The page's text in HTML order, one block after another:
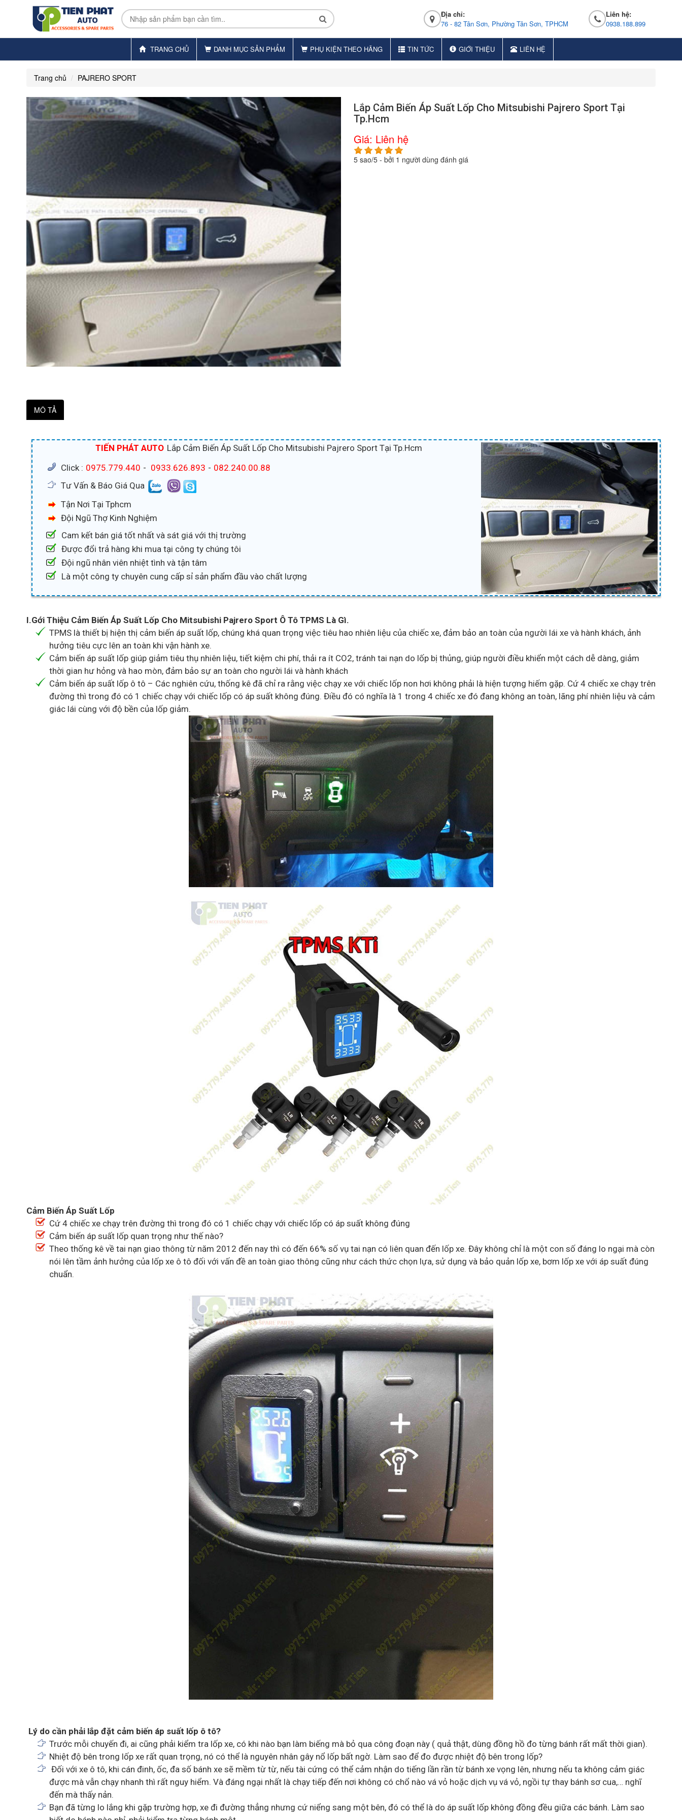
Địa chỉ:
76 - 82 Tân Sơn, Phường Tân Sơn, TPHCM
Liên hệ:
0938.188.899
TRANG CHỦ DANH MỤC SẢN PHẨM PHỤ KIỆN THEO HÃNG TIN TỨC GIỚI THIỆU LIÊN HỆ
Trang chủ PAJRERO SPORT
Lắp Cảm Biến Áp Suất Lốp Cho Mitsubishi Pajrero Sport Tại
Tp.Hcm
Giá: Liên hệ
5sao/5- bởi 1 người dùng đánh giá
MÔ TẢ
TIẾN PHÁT AUTO Lắp Cảm Biến Áp Suất Lốp Cho Mitsubishi Pajrero Sport Tại Tp.Hcm
Click : 0975.779.440 - 0933.626.893 - 082.240.00.88
Tư Vấn & Báo Giá Qua
Tận Nơi Tại Tphcm
Đội Ngũ Thợ Kinh Nghiệm
Cam kết bán giá tốt nhất và sát giá với thị trường
Được đổi trả hàng khi mua tại công ty chúng tôi
Đội ngũ nhân viên nhiệt tình và tận tâm
Là một công ty chuyên cung cấp sỉ sản phẩm đầu vào chất lượng
I.Gới Thiệu Cảm Biến Áp Suất Lốp Cho Mitsubishi Pajrero Sport Ô Tô TPMS Là Gì.
TPMS là thiết bị hiện thị cảm biến áp suất lốp, chúng khá quan trọng việc tiêu hao nhiên liệu của chiếc xe, đảm bảo an toàn của người lái xe và hành khách, ảnh
hưởng tiêu cực lên an toàn khi vận hành xe.
Cảm biến áp suất lốp giúp giảm tiêu thụ nhiên liệu, tiết kiệm chi phí, thải ra ít CO2, tránh tai nạn do lốp bị thủng, giúp người điều khiển một cách dễ dàng, giảm
thời gian hư hỏng và hao mòn, đảm bảo sự an toàn cho người lái và hành khách
Cảm biến áp suất lốp ô tô – Các nghiên cứu, thống kê đã chỉ ra rằng việc chạy xe với chiếc lốp non hơi không phải là hiện tượng hiếm gặp. Cứ 4 chiếc xe chạy trên
đường thì trong đó có 1 chiếc chạy với chiếc lốp có áp suất không đúng. Điều đó có nghĩa là 1 trong 4 chiếc xe đó đang không an toàn, lãng phí nhiên liệu và cảm
giác lái cùng với độ bền của lốp giảm.
Cảm Biến Áp Suất Lốp
Cứ 4 chiếc xe chạy trên đường thì trong đó có 1 chiếc chạy với chiếc lốp có áp suất không đúng
Cảm biến áp suất lốp quan trọng như thế nào?
Theo thống kê về tai nạn giao thông từ năm 2012 đến nay thì có đến 66% số vụ tai nạn có liên quan đến lốp xe. Đây không chỉ là một con số đáng lo ngại mà còn
nói lên tầm ảnh hưởng của lốp xe ô tô đối với vấn đề an toàn giao thông cũng như cách thức chọn lựa, sử dụng và bảo quản lốp xe, bơm lốp xe với áp suất đúng
chuẩn.
Lý do cần phải lắp đặt cảm biến áp suất lốp ô tô?
Trước mỗi chuyến đi, ai cũng phải kiểm tra lốp xe, có khi nào bạn làm biếng mà bỏ qua công đoạn này ( quả thật, dùng đồng hồ đo từng bánh rất mất thời gian).
Nhiệt độ bên trong lốp xe rất quan trọng, nó có thể là nguyên nhân gây nổ lốp bất ngờ. Làm sao để đo được nhiệt độ bên trong lốp?
Đối với xe ô tô, khi cán đinh, ốc, đa số bánh xe sẽ mềm từ từ, nếu tài cứng có thể cảm nhận do tiếng lần rần từ bánh xe vọng lên, nhưng nếu ta không cảm giác
được mà vẫn chạy nhanh thì rất nguy hiểm. Và đáng ngại nhất là chạy tiếp đến nơi không có chổ nào vá vỏ hoặc dịch vụ vá vỏ, ngồi tự thay bánh sơ cua,… nghĩ
đến mà thấy nản.
Bạn đã từng lo lắng khi gặp trường hợp, xe đi đường thẳng nhưng cứ niểng sang một bên, đó có thể là do áp suất lốp không đồng đều giữa các bánh. Làm sao